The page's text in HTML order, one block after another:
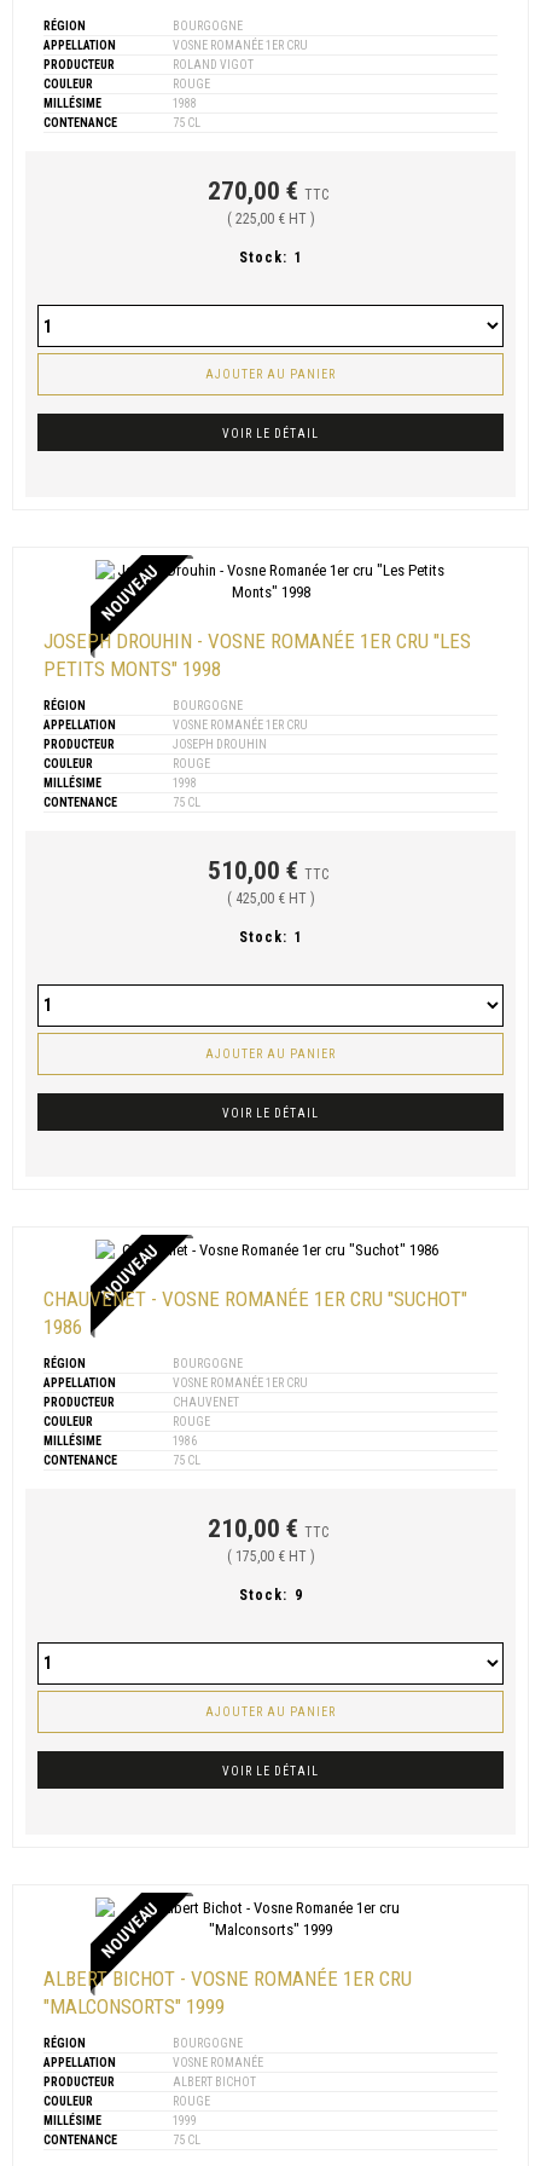
RÉGION
BOURGOGNE
APPELLATION
VOSNE ROMANÉE 1ER CRU
PRODUCTEUR
ROLAND VIGOT
COULEUR
ROUGE
MILLÉSIME
1988
CONTENANCE
75 CL
270,00 € TTC
( 225,00 € HT )
Stock: 1
AJOUTER AU PANIER
VOIR LE DÉTAIL
NOUVEAU
JOSEPH DROUHIN - VOSNE ROMANÉE 1ER CRU "LES
PETITS MONTS" 1998
RÉGION
BOURGOGNE
APPELLATION
VOSNE ROMANÉE 1ER CRU
PRODUCTEUR
JOSEPH DROUHIN
COULEUR
ROUGE
MILLÉSIME
1998
CONTENANCE
75 CL
510,00 € TTC
( 425,00 € HT )
Stock: 1
AJOUTER AU PANIER
VOIR LE DÉTAIL
NOUVEAU
CHAUVENET - VOSNE ROMANÉE 1ER CRU "SUCHOT"
1986
RÉGION
BOURGOGNE
APPELLATION
VOSNE ROMANÉE 1ER CRU
PRODUCTEUR
CHAUVENET
COULEUR
ROUGE
MILLÉSIME
1986
CONTENANCE
75 CL
210,00 € TTC
( 175,00 € HT )
Stock: 9
AJOUTER AU PANIER
VOIR LE DÉTAIL
NOUVEAU
ALBERT BICHOT - VOSNE ROMANÉE 1ER CRU
"MALCONSORTS" 1999
RÉGION
BOURGOGNE
APPELLATION
VOSNE ROMANÉE
PRODUCTEUR
ALBERT BICHOT
COULEUR
ROUGE
MILLÉSIME
1999
CONTENANCE
75 CL